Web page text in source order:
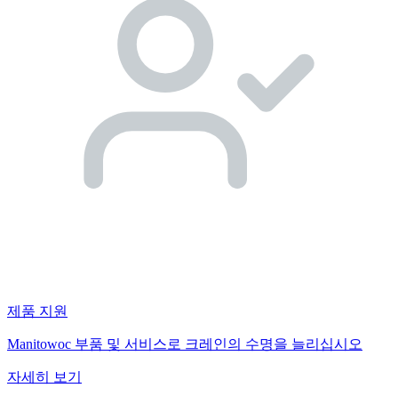
제품 지원
Manitowoc 부품 및 서비스로 크레인의 수명을 늘리십시오
자세히 보기